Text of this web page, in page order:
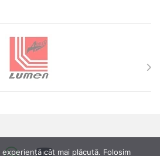
cât mai plăcută. Folosim